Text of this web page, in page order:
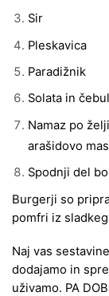
Sir
Pleskavica
Paradižnik
Solata in
Namaz po
arašidovo
Spodnji del
Burgerji so
pomfri iz
Naj vas
dodajamo in
uživamo. PA